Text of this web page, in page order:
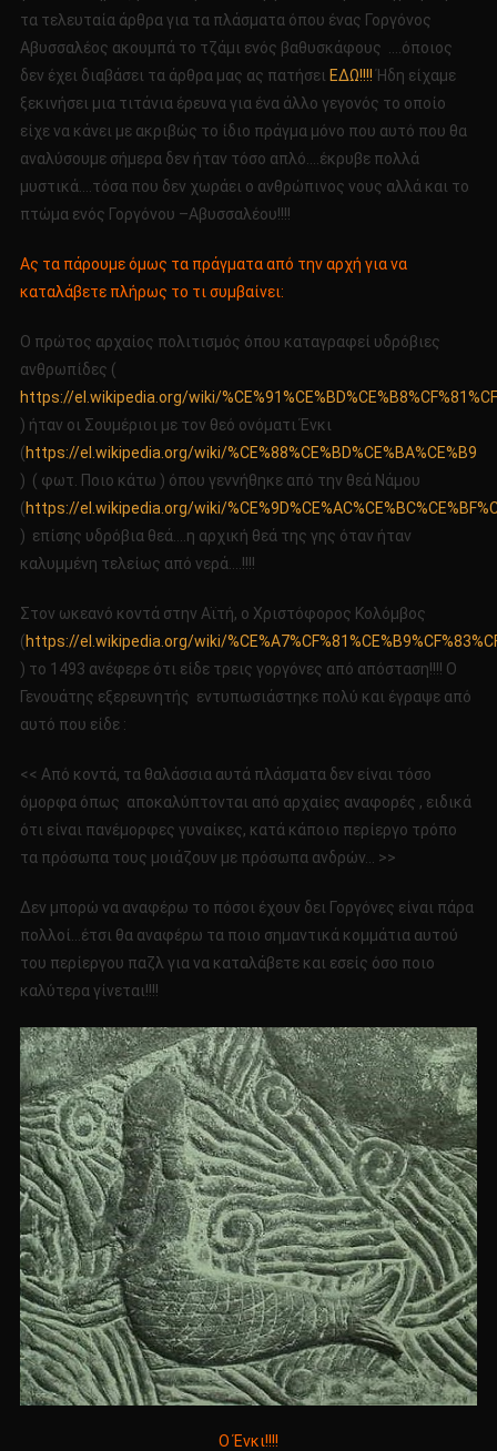
ΑΚΟΜΗ
ΦΟΡΑ
ΟΤΙ
ΤΕΛΙΚΑ
ΥΠΑΡΧΟΥΝ!!!!
τα τελευταία άρθρα για τα πλάσματα όπου ένας Γοργόνος
Αβυσσαλέος ακουμπά το τζάμι ενός βαθυσκάφους ….όποιος
δεν έχει διαβάσει τα άρθρα μας ας πατήσει ΕΔΩ!!!!Ήδη είχαμε
ξεκινήσει μια τιτάνια έρευνα για ένα άλλο γεγονός το οποίο
είχε να κάνει με ακριβώς το ίδιο πράγμα μόνο που αυτό που θα
αναλύσουμε σήμερα δεν ήταν τόσο απλό….έκρυβε πολλά
μυστικά….τόσα που δεν χωράει ο ανθρώπινος νους αλλά και το
πτώμα ενός Γοργόνου –Αβυσσαλέου!!!!
Ας τα πάρουμε όμως τα πράγματα από την αρχή για να
καταλάβετε πλήρως το τι συμβαίνει:
Ο πρώτος αρχαίος πολιτισμός όπου καταγραφεί υδρόβιες
ανθρωπίδες (
https://el.wikipedia.org/wiki/
) ήταν οι Σουμέριοι με τον θεό ονόματι Ένκι
(https://el.wikipedia.org/wiki/%CE%88%CE%BD%CE%BA%CE%B9
) ( φωτ. Ποιο κάτω ) όπου γεννήθηκε από την θεά Νάμου
(https://el.wikipedia.org/wiki/
) επίσης υδρόβια θεά….η αρχική θεά της γης όταν ήταν
καλυμμένη τελείως από νερά….!!!!
Στον ωκεανό κοντά στην Αϊτή, ο Χριστόφορος Κολόμβος
(https://el.wikipedia.org/wiki/
) το 1493 ανέφερε ότι είδε τρεις γοργόνες από απόσταση!!!! Ο
Γενουάτης εξερευνητής εντυπωσιάστηκε πολύ και έγραψε από
αυτό που είδε :
<< Από κοντά, τα θαλάσσια αυτά πλάσματα δεν είναι τόσο
όμορφα όπως αποκαλύπτονται από αρχαίες αναφορές , ειδικά
ότι είναι πανέμορφες γυναίκες, κατά κάποιο περίεργο τρόπο
τα πρόσωπα τους μοιάζουν με πρόσωπα ανδρών… >>
Δεν μπορώ να αναφέρω το πόσοι έχουν δει Γοργόνες είναι πάρα
πολλοί…έτσι θα αναφέρω τα ποιο σημαντικά κομμάτια αυτού
του περίεργου παζλ για να καταλάβετε και εσείς όσο ποιο
καλύτερα γίνεται!!!!
Ο Ένκι!!!!